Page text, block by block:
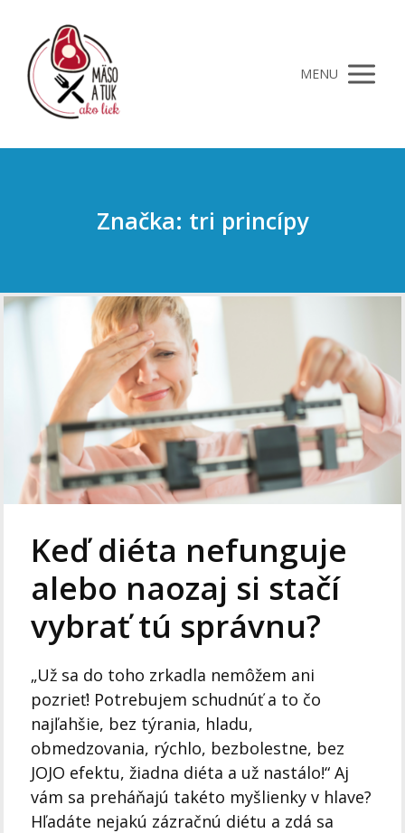
MENU
Značka: tri princípy
Keď diéta nefunguje
alebo naozaj si stačí
vybrať tú správnu?
„Už sa do toho zrkadla nemôžem ani
pozrieť! Potrebujem schudnúť a to čo
najľahšie, bez týrania, hladu,
obmedzovania, rýchlo, bezbolestne, bez
JOJO efektu, žiadna diéta a už nastálo!“ Aj
vám sa preháňajú takéto myšlienky v hlave?
Hľadáte nejakú zázračnú diétu a zdá sa